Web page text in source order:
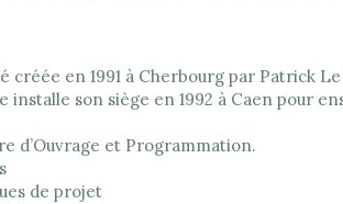
créée en 1991 à Cherbourg par Patrick
installe son siège en 1992 à Caen pour
d’Ouvrage et Programmation.
de projet